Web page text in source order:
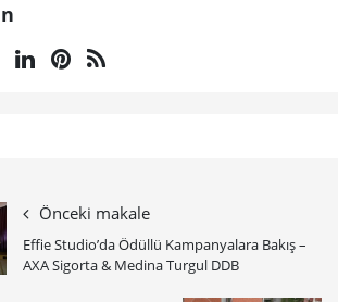
Önceki makale
Effie Studio’da Ödüllü Kampanyalara Bakış –
AXA Sigorta & Medina Turgul DDB